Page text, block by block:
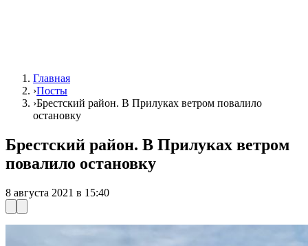
Главная
›Посты
›Брестский район. В Прилуках ветром повалило
остановку
Брестский район. В Прилуках ветром
повалило остановку
8 августа 2021 в 15:40